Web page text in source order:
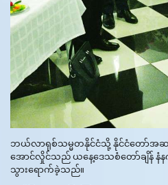
ဘယ်လာရုစ်သမ္မတနိုင်ငံသို့ နိုင်ငံတော်အဆင့် ခ
အောင်လှိုင်သည် ယနေ့ဒေသစံတော်ချိန် နံန
သွားရောက်ခဲ့သည်။